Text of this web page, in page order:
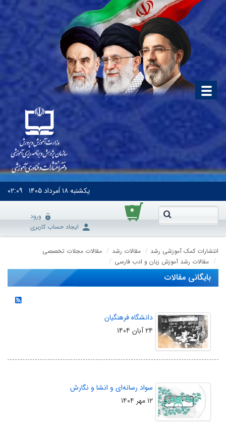
یکشنبه۱۸ اَمرداد ۱۴۰۵ ۰۲:۰۹
۰
ورود
ایجاد حساب کاربری
انتشارات کمک آموزشی رشد مقالات رشد
مقالات مجلات تخصصی
مقالات رشد آموزش زبان و ادب فارسی
بایگانی مقالات
دانشگاه فرهنگیان
۲۴ آبان ۱۴۰۴
سواد رسانه‌ای و انشا و نگارش
۱۲ مهر ۱۴۰۴